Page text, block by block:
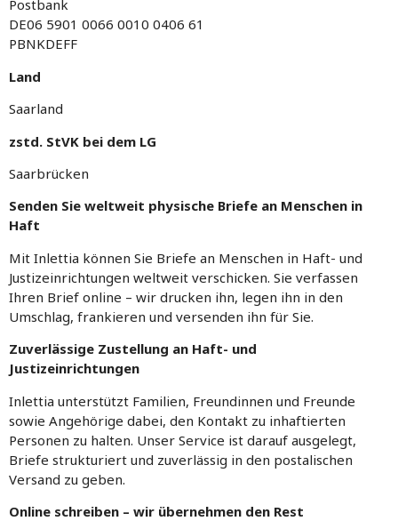
Postbank
DE06 5901 0066 0010 0406 61
PBNKDEFF
Land
Saarland
zstd. StVK bei dem LG
Saarbrücken
Senden Sie weltweit physische Briefe an Menschen in
Haft
Mit Inlettia können Sie Briefe an Menschen in Haft- und
Justizeinrichtungen weltweit verschicken. Sie verfassen
Ihren Brief online – wir drucken ihn, legen ihn in den
Umschlag, frankieren und versenden ihn für Sie.
Zuverlässige Zustellung an Haft- und
Justizeinrichtungen
Inlettia unterstützt Familien, Freundinnen und Freunde
sowie Angehörige dabei, den Kontakt zu inhaftierten
Personen zu halten. Unser Service ist darauf ausgelegt,
Briefe strukturiert und zuverlässig in den postalischen
Versand zu geben.
Online schreiben – wir übernehmen den Rest